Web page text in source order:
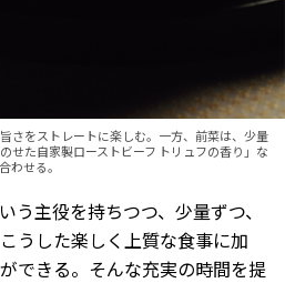
さをストレートに楽しむ。一方、前菜は、少量
せた自家製ローストビーフ トリュフの香り」な
わせる。
う主役を持ちつつ、少量ずつ、
うした楽しく上質な食事に加
できる。そんな充実の時間を提